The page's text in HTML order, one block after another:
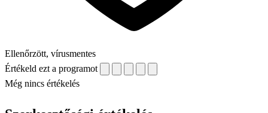
Ellenőrzött, vírusmentes
Értékeld ezt a programot
Még nincs értékelés